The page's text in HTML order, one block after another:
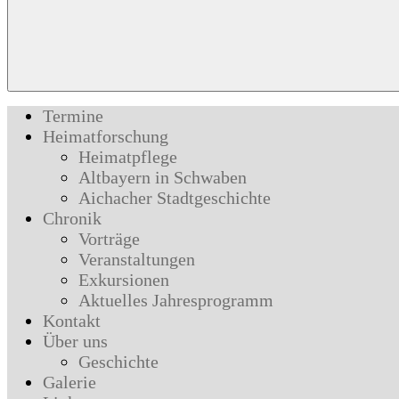
Termine
Heimatforschung
Heimatpflege
Altbayern in Schwaben
Aichacher Stadtgeschichte
Chronik
Vorträge
Veranstaltungen
Exkursionen
Aktuelles Jahresprogramm
Kontakt
Über uns
Geschichte
Galerie